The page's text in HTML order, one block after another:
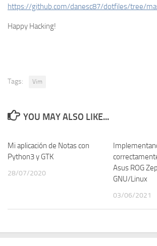
https://github.com/danesc87/dotfiles/tree/
Happy Hacking!
Tags: Vim
YOU MAY ALSO LIKE...
Mi aplicación de Notas con
Python3 y GTK
28/07/2020
Asus ROG
GNU/Linux
03/06/2021